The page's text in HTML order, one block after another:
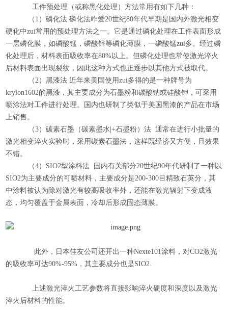
工件预处理（或称黑化处理）方法常用有如下几种：
（1）磷化法 磷化法咋爱20世纪80年代早期是国内外激光相变
硬化中zui常用的预处理方法之一。它是通过磷化处理在工件表面形成
一层磷化膜，如磷酸锰，磷酸锌等磷化薄膜，一磷酸锰zui多。经过磷
化处理后，材料表面吸收率在80%以上。但磷化处理也常使激光淬火
后材料表面出现裂纹，因此这种方式也正逐步以其他方式被取代。
（2）黑漆法 近年来美国使用zui多得的是一种牌号为
krylon1602的黑漆，其主要成分为石墨粉和碳酸钠或硅酸钾，可采用
喷涂法对工件进行处理。国内也研制了类似于美国黑漆的产品在市场
上销售。
（3）碳素石墨（碳素墨水|+石墨粉）法 通常在进行小批量的
激光相变淬火实验时，采用碳素石墨法，这样既经济又方便，且效果
不错。
（4）SIO2型涂料法 国内有关部分20世纪90年代研制了一种以
SIO2为主要成分的可喷材料，主要成分是200-300目精致石英分，其
中涂料被认为除对激光有较高吸收率外，还能在激光辐射下变成液
态，均匀覆盖于金属表面，冷却后形成固态薄膜。
此外，日本佳友公司还开出一种Nexte101涂料，对CO2激光
的吸收率可达90%-95%，其主要成分也是SIO2.
上述激光淬火工艺参数将直接影响淬火硬度和深度以及激光
淬火后材料的性能。